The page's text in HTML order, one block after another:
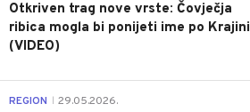
Otkriven trag nove vrste: Čovječja
ribica mogla bi ponijeti ime po Krajini
(VIDEO)
REGION 29.05.2026.